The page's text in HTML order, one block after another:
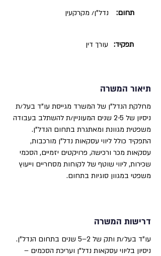
נדל"ן/ מקרקעין תחום:
עורך דין תפקיד:
תיאור המשרה
מחלקת הנדל"ן של המשרד מגייסת עו"ד בעל/ת
ניסיון של 2-5 שנים המעוניין/ת להשתלב בעבודה
משפטית מגוונת ומאתגרת בתחום הנדל"ן.
התפקיד כולל ליווי עסקאות נדל"ן מורכבות,
עסקאות מכר ורכישה, פרויקטים יזמיים, הסכמי
שכירות, ליווי שוטף של לקוחות מסחריים וייעוץ
משפטי במגוון סוגיות בתחום.
דרישות המשרה
עו"ד בעל/ת ותק של 2–5 שנים בתחום הנדל"ן.
ניסיון בליווי עסקאות נדל"ן ועריכת הסכמים –